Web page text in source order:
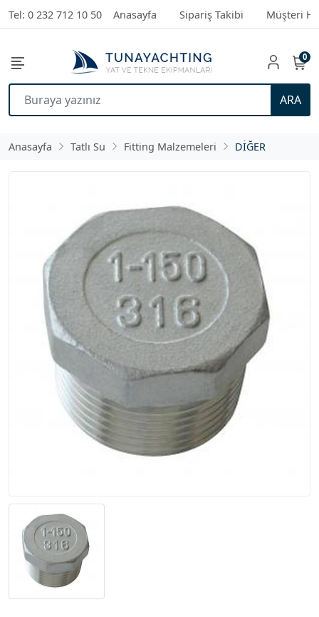
Tel: 0 232 712 10 50 Anasayfa Sipariş Takibi Müşteri
ARA
0
Anasayfa Tatlı Su Fitting Malzemeleri DİĞER